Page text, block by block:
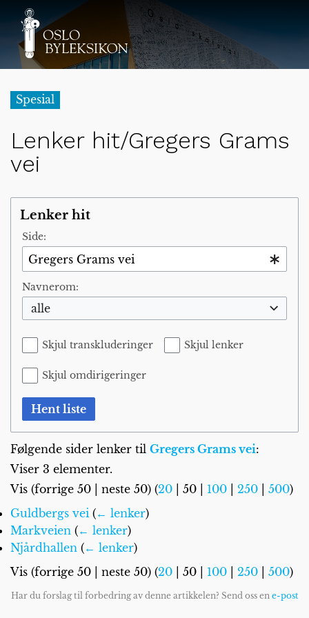
Spesial
Lenker hit/Gregers Grams
vei
Lenker hit
Side:
Navnerom:
alle
Skjul transkluderinger Skjul lenker
Skjul omdirigeringer
Hent liste
Følgende sider lenker til Gregers Grams vei:
Viser 3 elementer.
Vis (forrige 50 neste 50) (20 50 100 250 500)
Guldbergs vei (← lenker)
Markveien (← lenker)
Njårdhallen (← lenker)
Vis (forrige 50 neste 50) (20 50 100 250 500)
Har du forslag til forbedring av denne artikkelen? Send oss en e-post